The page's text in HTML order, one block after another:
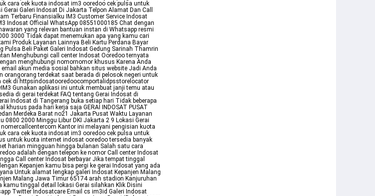
cara cek kuota indosat im3 ooredoo cek pulsa untuk
Galeri Indosat Di Jakarta Telpon Alamat Dan Call
Terbaru Finansialku IM3 Customer Service Indosat
Indosat Official WhatsApp 08551000185 Chat dengan
yang relevan bantuan instan di Whatsapp resmi
3000 Tidak dapat menemukan apa yang kamu cari
Produk Layanan Lainnya Beli Kartu Perdana Bayar
Pulsa Beli Paket Galeri Indosat Gedung Sarinah Thamrin
Menghubungi call center Indosat Ooredoo ternyata
menghubungi nomornomor khusus Karena Anda
akun media sosial bahkan situs website Jadi Anda
orangorang terdekat saat berada di pelosok negeri untuk
cek di httpsindosatooredoocomportalidpsstorelocator
Gunakan aplikasi ini untuk membuat janji temu atau
di gerai terdekat FAQ tentang Gerai Indosat di
Indosat di Tangerang buka setiap hari Tidak beberapa
khusus pada hari kerja saja GERAI INDOSAT PUSAT
Merdeka Barat no21 Jakarta Pusat Waktu Layanan
0800 2000 Minggu Libur DKI Jakarta 2 9 Lokasi Gerai
Kantor ini melayani pengisian kuota
cara cek kuota indosat im3 ooredoo cek pulsa untuk
untuk kuota internet indosat ooredoo tersedia banyak
harian mingguan hingga bulanan Salah satu cara
adalah dengan telepon ke nomor Call center Indosat
Call center Indosat berbayar Jika tempat tinggal
Kepanjen kamu bisa pergi ke gerai Indosat yang ada
Untuk alamat lengkap galeri Indosat Kepanjen Malang
Malang Jawa Timur 65174 arah stadion Kanjuruhan
kamu tinggal detail lokasi Gerai silahkan Klik Disini
Twitter Indosatcare Email cs im3id Galeri Indosat